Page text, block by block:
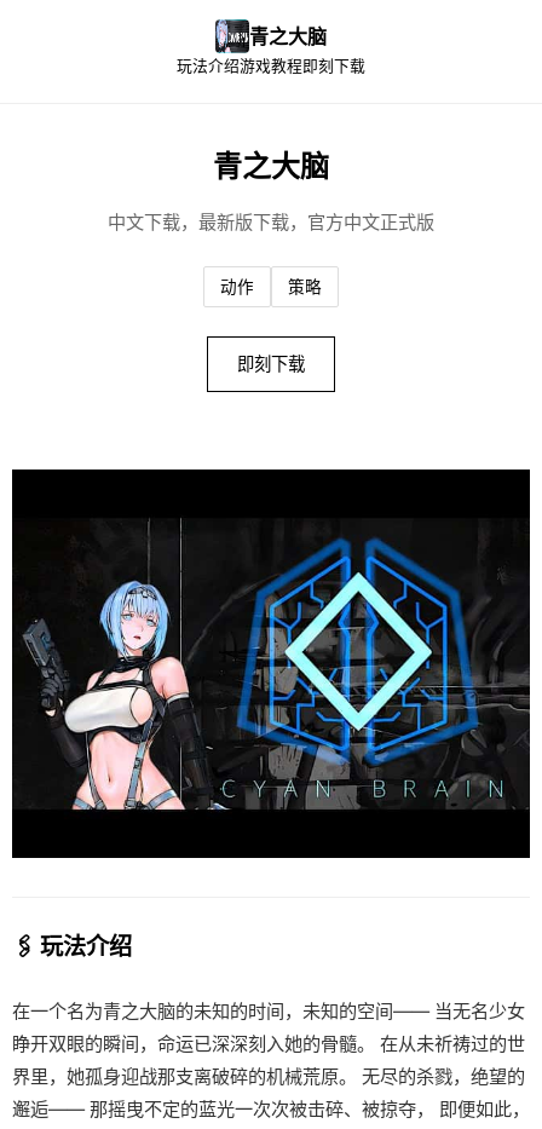
青之大脑
玩法介绍游戏教程 即刻下载
青之大脑
中文下载，最新版下载，官方中文正式版
动作 策略
即刻下载
🖇️ 玩法介绍
在一个名为青之大脑的未知的时间，未知的空间—— 当无名少女
睁开双眼的瞬间，命运已深深刻入她的骨髓。 在从未祈祷过的世
界里，她孤身迎战那支离破碎的机械荒原。 无尽的杀戮，绝望的
邂逅—— 那摇曳不定的蓝光一次次被击碎、被掠夺， 即便如此，